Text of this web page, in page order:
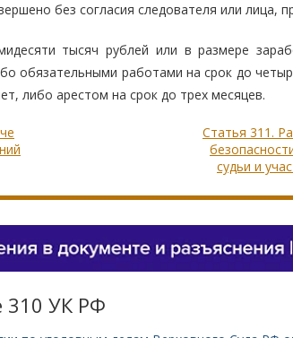
без согласия следователя или лица,
тысяч рублей или в размере
обязательными работами на срок до
либо арестом на срок до трех месяцев.
Статья 311.
судьи и
310 УК РФ